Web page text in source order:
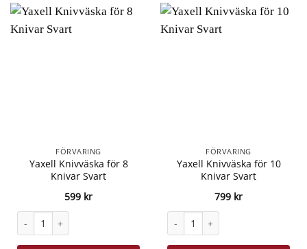
FÖRVARING
Yaxell Knivväska för 8
Knivar Svart
599 kr
Yaxell Knivväska för 8 Knivar Svart mängd
FÖRVARING
Yaxell Knivväska för 10
Knivar Svart
799 kr
Yaxell Knivväska för 10 Knivar